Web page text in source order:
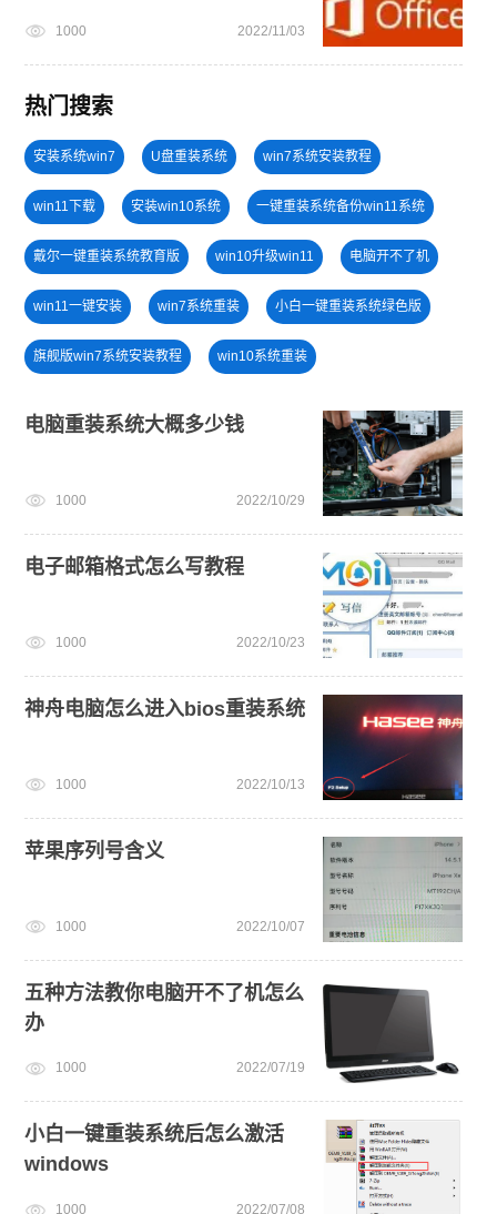
1000 2022/11/03
热门搜索
安装系统win7 U盘重装系统 win7系统安装教程
win11下载 安装win10系统 一键重装系统备份win11系统
戴尔一键重装系统教育版 win10升级win11 电脑开不了机
win11一键安装 win7系统重装 小白一键重装系统绿色版
旗舰版win7系统安装教程 win10系统重装
windows11安装教程 windows11
电脑重装系统大概多少钱
1000 2022/10/29
电子邮箱格式怎么写教程
1000 2022/10/23
神舟电脑怎么进入bios重装系统
1000 2022/10/13
苹果序列号含义
1000 2022/10/07
五种方法教你电脑开不了机怎么
办
1000 2022/07/19
小白一键重装系统后怎么激活
windows
1000 2022/07/08